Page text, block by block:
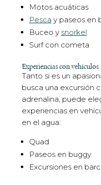
Motos acuáticas
Pesca y paseos en
Buceo y snorkel
Surf con cometa
Experiencias con vehículos
Tanto si es un
busca una excursión
adrenalina, puede
experiencias en
en el agua:
Quad
Paseos en buggy
Excursiones en